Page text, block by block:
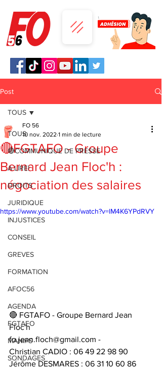
Post
TOUS
🔴COMMUNIQUE DE PRESSE
A LIRE!
DROITS
JURIDIQUE
INJUSTICES
CONSEIL
GREVES
FORMATION
AFOC56
AGENDA
FGTAFO
MANIFS
SONDAGES
TOUS
🔴FGTAFO - Groupe
Bernard Jean Floc'h :
négociation des salaires
FO 56
10 nov. 2022 1 min de lecture
https://www.youtube.com/watch?v=lM4K6YPdRVY
🔴 FGTAFO - Groupe Bernard Jean
Floc'h
fo.jean.floch@gmail.com -
Christian CADIO : 06 49 22 98 90
Jérôme DESMARES : 06 31 10 60 86